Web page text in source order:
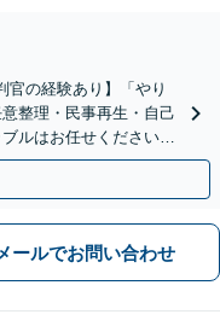
官の経験あり】「やり
整理・民事再生・自己
ルはお任せください。
ールでお問い合わせ